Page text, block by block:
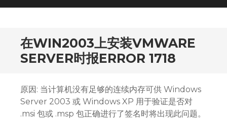
在WIN2003上安装VMWARE
SERVER时报ERROR 1718
原因: 当计算机没有足够的连续内存可供 Windows
Server 2003 或 Windows XP 用于验证是否对
.msi 包或 .msp 包正确进行了签名时将出现此问题。